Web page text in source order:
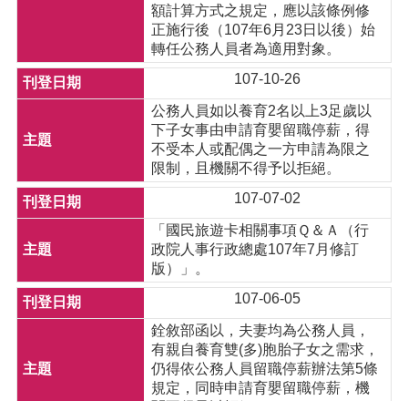
額計算方式之規定，應以該條例修
正施行後（107年6月23日以後）始
轉任公務人員者為適用對象。
107-10-26
公務人員如以養育2名以上3足歲以
下子女事由申請育嬰留職停薪，得
不受本人或配偶之一方申請為限之
限制，且機關不得予以拒絕。
107-07-02
「國民旅遊卡相關事項Ｑ＆Ａ（行
政院人事行政總處107年7月修訂
版）」。
107-06-05
銓敘部函以，夫妻均為公務人員，
有親自養育雙(多)胞胎子女之需求，
仍得依公務人員留職停薪辦法第5條
規定，同時申請育嬰留職停薪，機